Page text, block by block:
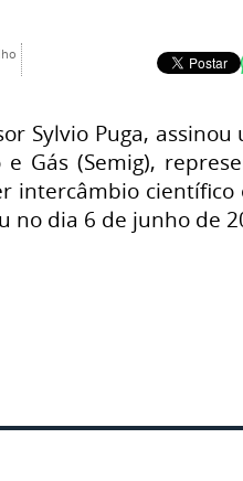
Sylvio Puga,
Gás (Semig),
intercâmbio
no dia 6 de junho de